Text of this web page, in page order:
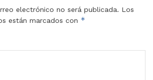
electrónico no será publicada. Los
están marcados con *